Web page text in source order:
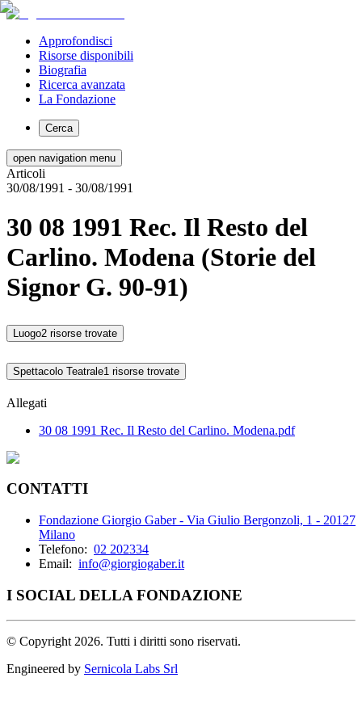
Approfondisci
Risorse disponibili
Biografia
Ricerca avanzata
La Fondazione
Cerca
open navigation menu
Articoli
30/08/1991 - 30/08/1991
30 08 1991 Rec. Il Resto del
Carlino. Modena (Storie del
Signor G. 90-91)
Luogo2 risorse trovate
Spettacolo Teatrale1 risorse trovate
Allegati
30 08 1991 Rec. Il Resto del Carlino. Modena.pdf
CONTATTI
Fondazione Giorgio Gaber - Via Giulio Bergonzoli, 1 - 20127
Milano
Telefono: 02 202334
Email: info@giorgiogaber.it
I SOCIAL DELLA FONDAZIONE
© Copyright 2026. Tutti i diritti sono riservati.
Engineered by Sernicola Labs Srl